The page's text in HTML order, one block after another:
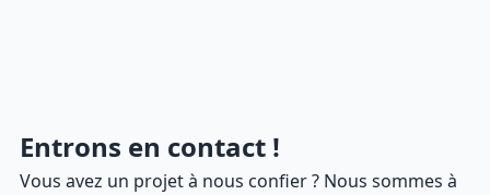
Entrons en contact !
Vous avez un projet à nous confier ? Nous sommes à